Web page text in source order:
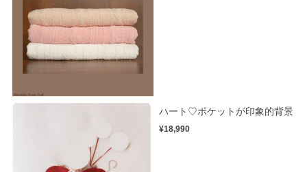
ハート♡ポケットが印象的背景
¥18,990